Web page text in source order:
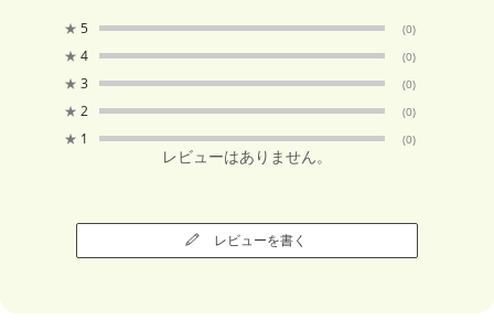
★ 5 (0)
★ 4 (0)
★ 3 (0)
★ 2 (0)
★ 1 (0)
レビューはありません。
レビューを書く